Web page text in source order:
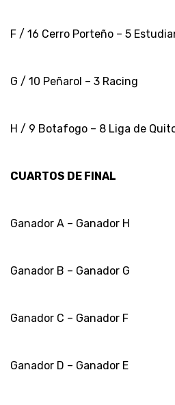
F / 16 Cerro Porteño – 5
G / 10 Peñarol – 3 Racing
H / 9 Botafogo – 8 Liga de
CUARTOS DE FINAL
Ganador A – Ganador H
Ganador B – Ganador G
Ganador C – Ganador F
Ganador D – Ganador E